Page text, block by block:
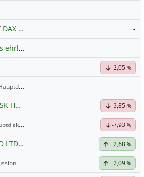
Germany 40 / DAX Prognose -
für alle, die es ehrlich meinen beim Traden.
-2,05 %
-
HauptForum SK HYNIC -3,85 %
-7,93 %
DRONESHIELD LTDHauptdiskussion +2,68 %
+2,09 %